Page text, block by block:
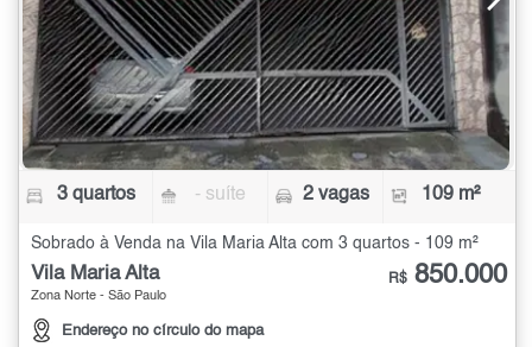
3 quartos - suíte 2 vagas 109 m²
Sobrado à Venda na Vila Maria Alta com 3 quartos - 109 m²
Vila Maria Alta
Zona Norte - São Paulo
Endereço no círculo do mapa
R$ 850.000